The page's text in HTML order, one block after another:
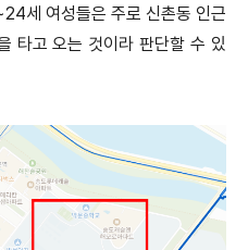
세 여성들은 주로 신촌동 인근
타고 오는 것이라 판단할 수 있